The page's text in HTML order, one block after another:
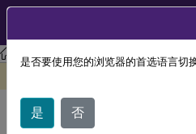
Linux 虚拟投递代理 Linux
创建 Python3 虚拟
是否要使用您的浏览器的首选语言切
是 否